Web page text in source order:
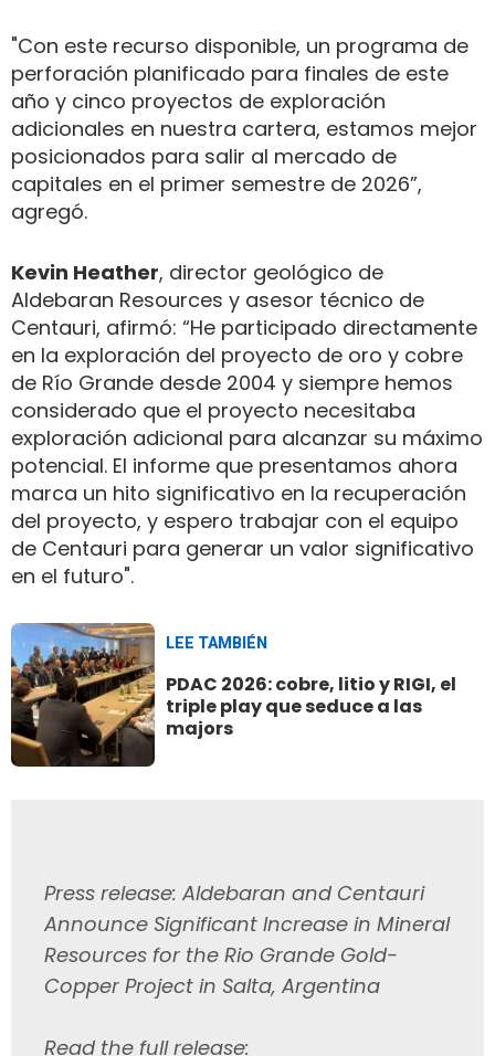
"Con este recurso disponible, un programa de
perforación planificado para finales de este
año y cinco proyectos de exploración
adicionales en nuestra cartera, estamos mejor
posicionados para salir al mercado de
capitales en el primer semestre de 2026”,
agregó.
Kevin Heather, director geológico de
Aldebaran Resources y asesor técnico de
Centauri, afirmó: “He participado directamente
en la exploración del proyecto de oro y cobre
de Río Grande desde 2004 y siempre hemos
considerado que el proyecto necesitaba
exploración adicional para alcanzar su máximo
potencial. El informe que presentamos ahora
marca un hito significativo en la recuperación
del proyecto, y espero trabajar con el equipo
de Centauri para generar un valor significativo
en el futuro".
LEE TAMBIÉN
PDAC 2026: cobre, litio y RIGI, el
triple play que seduce a las
majors
Press release: Aldebaran and Centauri
Announce Significant Increase in Mineral
Resources for the Rio Grande Gold-
Copper Project in Salta, Argentina
Read the full release: